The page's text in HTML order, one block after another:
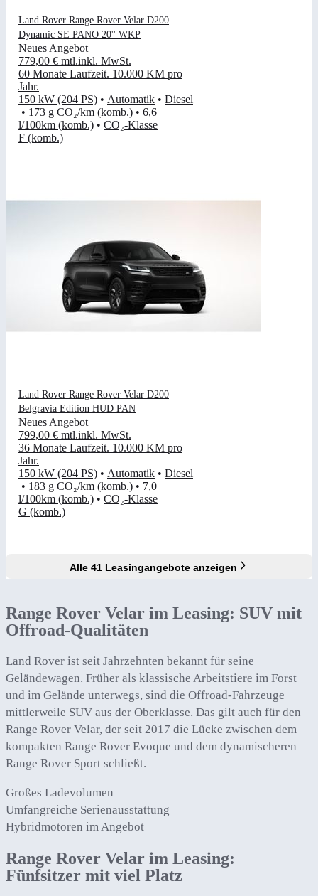
Land Rover Range Rover Velar D200
Dynamic SE PANO 20'' WKP
Neues Angebot
779,00 € mtl.inkl. MwSt.
60 Monate Laufzeit. 10.000 KM pro
Jahr.
150 kW (204 PS) • Automatik • Diesel
• 173 g CO₂/km (komb.) • 6,6
l/100km (komb.) • CO₂-Klasse
F (komb.)
Land Rover Range Rover Velar D200
Belgravia Edition HUD PAN
Neues Angebot
799,00 € mtl.inkl. MwSt.
36 Monate Laufzeit. 10.000 KM pro
Jahr.
150 kW (204 PS) • Automatik • Diesel
• 183 g CO₂/km (komb.) • 7,0
l/100km (komb.) • CO₂-Klasse
G (komb.)
Alle 41 Leasingangebote anzeigen
Range Rover Velar im Leasing: SUV mit
Offroad-Qualitäten
Land Rover ist seit Jahrzehnten bekannt für seine
Geländewagen. Früher als klassische Arbeitstiere im Forst
und im Gelände unterwegs, sind die Offroad-Fahrzeuge
mittlerweile SUV aus der Oberklasse. Das gilt auch für den
Range Rover Velar, der seit 2017 die Lücke zwischen dem
kompakten Range Rover Evoque und dem dynamischeren
Range Rover Sport schließt.
Großes Ladevolumen
Umfangreiche Serienausstattung
Hybridmotoren im Angebot
Range Rover Velar im Leasing:
Fünfsitzer mit viel Platz